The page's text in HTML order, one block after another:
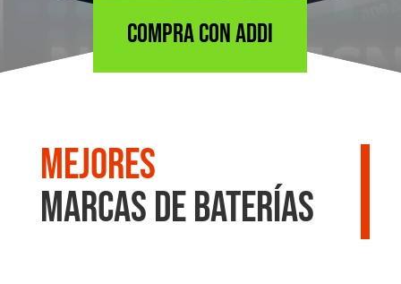
COMPRA CON ADDI
Mejores
marcas de Baterías